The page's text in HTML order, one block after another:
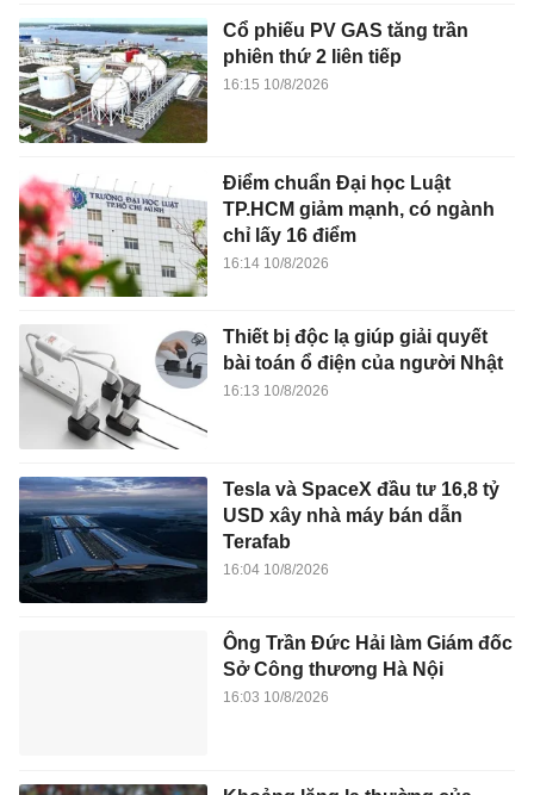
Cổ phiếu PV GAS tăng trần
phiên thứ 2 liên tiếp
16:15 10/8/2026
Điểm chuẩn Đại học Luật
TP.HCM giảm mạnh, có ngành
chỉ lấy 16 điểm
16:14 10/8/2026
Thiết bị độc lạ giúp giải quyết
bài toán ổ điện của người Nhật
16:13 10/8/2026
Tesla và SpaceX đầu tư 16,8 tỷ
USD xây nhà máy bán dẫn
Terafab
16:04 10/8/2026
Ông Trần Đức Hải làm Giám đốc
Sở Công thương Hà Nội
16:03 10/8/2026